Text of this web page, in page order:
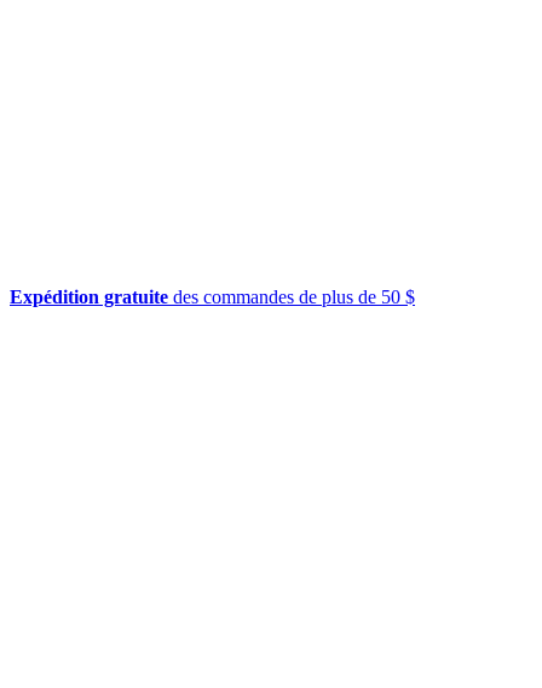
Expédition gratuite des commandes de plus de 50 $